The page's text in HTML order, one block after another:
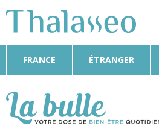
FRANCE ÉTRANGER